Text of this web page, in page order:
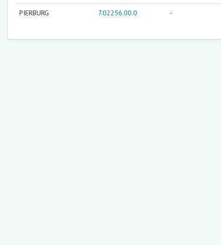
PIERBURG 7.02256.00.0 -